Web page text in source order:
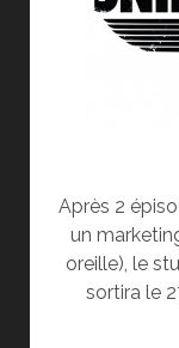
Après 2
un
oreille), le
sortira le